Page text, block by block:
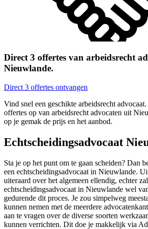
Direct 3 offertes van arbeidsrecht
Nieuwlande.
Direct 3 offertes ontvangen
Vind snel een geschikte arbeidsrecht
offertes op van arbeidsrecht advocaten uit
op je gemak de prijs en het aanbod.
Echtscheidingsadvocaat
Sta je op het punt om te gaan scheiden? Dan
een echtscheidingsadvocaat in Nieuwlande.
uiteraard over het algemeen ellendig, echter
echtscheidingsadvocaat in Nieuwlande wel
gedurende dit proces. Je zou simpelweg
kunnen nemen met de meerdere
aan te vragen over de diverse soorten
kunnen verrichten. Dit doe je makkelijk via